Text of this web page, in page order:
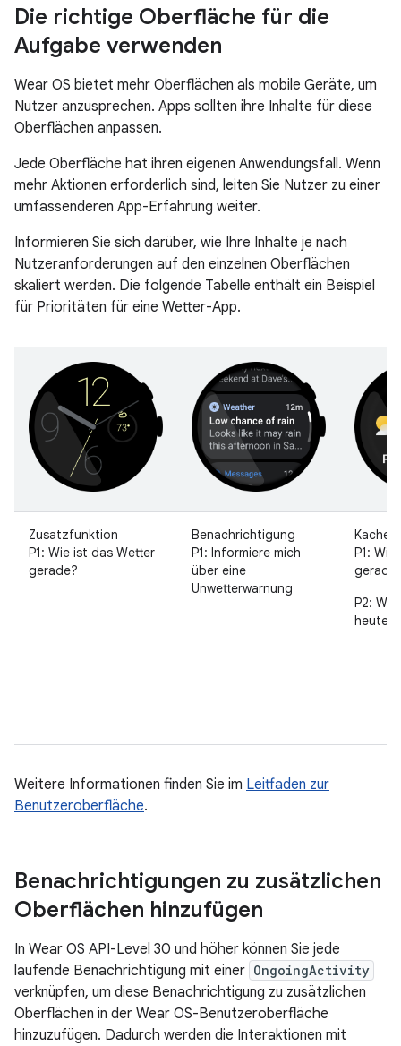
Die richtige Oberfläche für die
Aufgabe verwenden
Wear OS bietet mehr Oberflächen als mobile Geräte, um
Nutzer anzusprechen. Apps sollten ihre Inhalte für diese
Oberflächen anpassen.
Jede Oberfläche hat ihren eigenen Anwendungsfall. Wenn
mehr Aktionen erforderlich sind, leiten Sie Nutzer zu einer
umfassenderen App-Erfahrung weiter.
Informieren Sie sich darüber, wie Ihre Inhalte je nach
Nutzeranforderungen auf den einzelnen Oberflächen
skaliert werden. Die folgende Tabelle enthält ein Beispiel
für Prioritäten für eine Wetter-App.
Zusatzfunktion
P1: Wie ist das Wetter
gerade?
Benachrichtigung
P1: Informiere mich
über eine
Unwetterwarnung
Kachel
P1:
P2:
heute?
Weitere Informationen finden Sie im Leitfaden zur
Benutzeroberfläche.
Benachrichtigungen zu zusätzlichen
Oberflächen hinzufügen
In Wear OS API-Level 30 und höher können Sie jede
laufende Benachrichtigung mit einer OngoingActivity
verknüpfen, um diese Benachrichtigung zu zusätzlichen
Oberflächen in der Wear OS-Benutzeroberfläche
hinzuzufügen. Dadurch werden die Interaktionen mit